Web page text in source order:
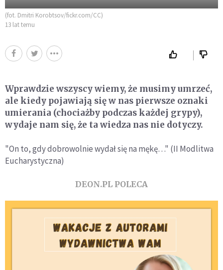
(fot. Dmitri Korobtsov/fickr.com/CC)
13 lat temu
Wprawdzie wszyscy wiemy, że musimy umrzeć,
ale kiedy pojawiają się w nas pierwsze oznaki
umierania (chociażby podczas każdej grypy),
wydaje nam się, że ta wiedza nas nie dotyczy.
"On to, gdy dobrowolnie wydał się na mękę…" (II Modlitwa
Eucharystyczna)
DEON.PL POLECA